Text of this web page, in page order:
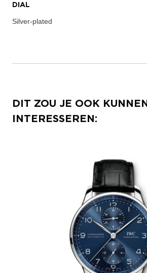
DIAL
Silver-plated
DIT ZOU JE OOK KUNNEN
INTERESSEREN: